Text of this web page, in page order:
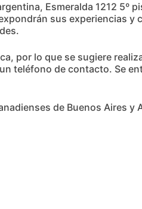
Esmeralda 1212 5º
sus experiencias y
por lo que se sugiere
teléfono de contacto. Se
de Buenos Aires y